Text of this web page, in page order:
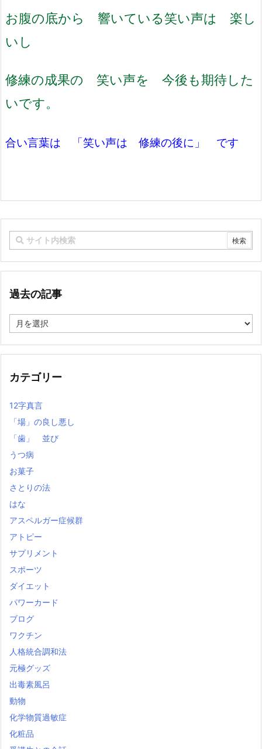
お腹の底から 響いている笑い声は 楽し
いし
修練の成果の 笑い声を 今後も期待した
いです。
合い言葉は 「笑い声は 修練の後に」 です
過去の記事
去
記
カテゴリー
12字真言
「場」の良し悪し
「歯」 並び
うつ病
お菓子
さとりの法
はな
アスペルガー症候群
アトピー
サプリメント
スポーツ
ダイエット
パワーカード
ブログ
ワクチン
人格統合調和法
元極グッズ
出毒素風呂
動物
化学物質過敏症
化粧品